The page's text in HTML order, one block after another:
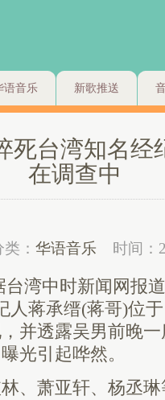
语音乐 新歌推送
死台湾知名经
在调查中
： 华语音乐 时间：
湾中时新闻网报道
人蒋承缙(蒋哥)位
并透露吴男前晚
光引起哗然。
萧亚轩、杨丞琳